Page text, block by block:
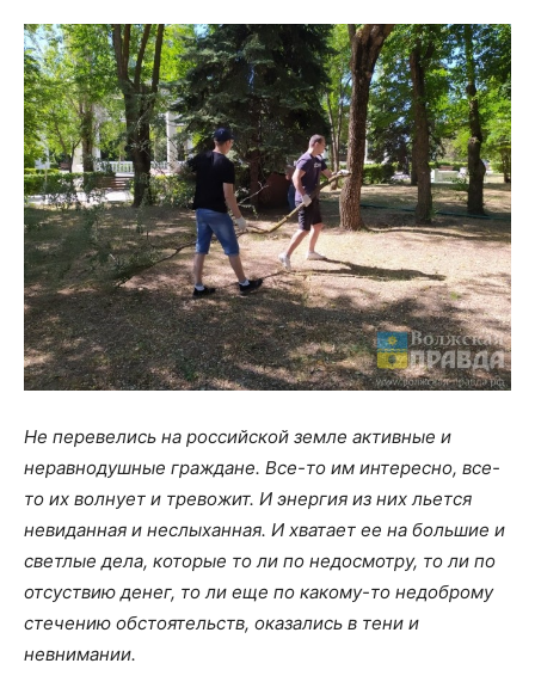
Не перевелись на российской земле активные и
неравнодушные граждане. Все-то им интересно, все-
то их волнует и тревожит. И энергия из них льется
невиданная и неслыханная. И хватает ее на большие и
светлые дела, которые то ли по недосмотру, то ли по
отсуствию денег, то ли еще по какому-то недоброму
стечению обстоятельств, оказались в тени и
невнимании.